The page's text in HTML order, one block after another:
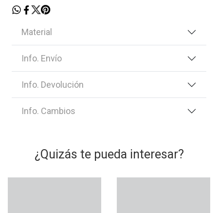
Material
Info. Envío
Info. Devolución
Info. Cambios
¿Quizás te pueda interesar?